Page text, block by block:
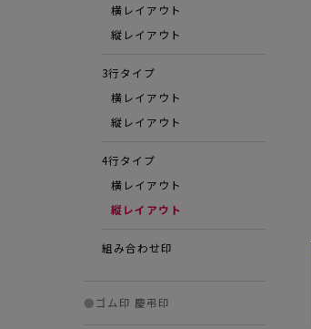
横レイアウト
縦レイアウト
3行タイプ
横レイアウト
縦レイアウト
4行タイプ
横レイアウト
縦レイアウト
組み合わせ印
●ゴム印 慶弔印